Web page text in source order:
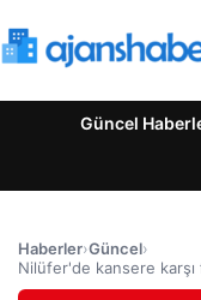
Güncel
Haberler›Güncel›
Nilüfer'de kansere karşı